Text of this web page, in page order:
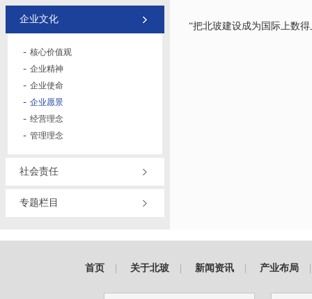
企业文化
核心价值观
企业精神
企业使命
企业愿景
经营理念
管理理念
社会责任
专题栏目
“把北玻建设成为国际上数
首页 关于北玻 新闻资讯 产业布局